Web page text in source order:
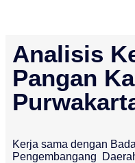
Analisis
Pangan
Kerja sama dengan
Pengembangang